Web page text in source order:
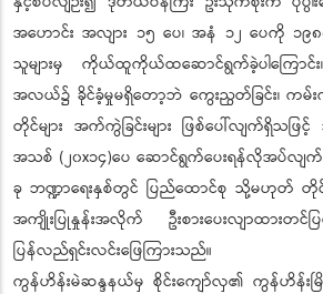
အဟောင်း အလျား ၁၅ ပေ၊ အနံ ၁၂ ပေကို ၁၉၈
သူများမှ ကိုယ်ထူကိုယ်ထဆောင်ရွက်ခဲ့ပါကြော
အလယ်၌ ခိုင်ခံ့မှုမရှိတော့ဘဲ ကွေးညွတ်ခြင်း၊ က
တိုင်များ အက်ကွဲခြင်းများ ဖြစ်ပေါ်လျက်ရှိသ
အသစ် (၂၀x၁၄)ပေ ဆောင်ရွက်ပေးရန်လိုအပ်လျက် ရှိ
ခု ဘဏ္ဍာရေးနှစ်တွင် ပြည်ထောင်စု သို့မဟုတ် တိုင်း
အကျိုးပြုနှုန်းအလိုက် ဦးစားပေးလျာထားတင်ပြပ
ပြန်လည်ရှင်းလင်းဖြေကြားသည်။
ကွန်ဟိန်းမဲဆန္ဒနယ်မှ စိုင်းကျော်လှ၏ ကွန်ဟိန်းမြို့